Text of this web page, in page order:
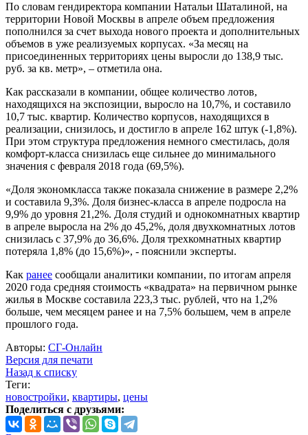
По словам гендиректора компании Натальи Шаталиной, на
территории Новой Москвы в апреле объем предложения
пополнился за счет выхода нового проекта и дополнительных
объемов в уже реализуемых корпусах. «За месяц на
присоединенных территориях цены выросли до 138,9 тыс.
руб. за кв. метр», – отметила она.
Как рассказали в компании, общее количество лотов,
находящихся на экспозиции, выросло на 10,7%, и составило
10,7 тыс. квартир. Количество корпусов, находящихся в
реализации, снизилось, и достигло в апреле 162 штук (-1,8%).
При этом структура предложения немного сместилась, доля
комфорт-класса снизилась еще сильнее до минимального
значения с февраля 2018 года (69,5%).
«Доля экономкласса также показала снижение в размере 2,2%
и составила 9,3%. Доля бизнес-класса в апреле подросла на
9,9% до уровня 21,2%. Доля студий и однокомнатных квартир
в апреле выросла на 2% до 45,2%, доля двухкомнатных лотов
снизилась с 37,9% до 36,6%. Доля трехкомнатных квартир
потеряла 1,8% (до 15,6%)», - пояснили эксперты.
Как ранее сообщали аналитики компании, по итогам апреля
2020 года средняя стоимость «квадрата» на первичном рынке
жилья в Москве составила 223,3 тыс. рублей, что на 1,2%
больше, чем месяцем ранее и на 7,5% большем, чем в апреле
прошлого года.
Авторы: СГ-Онлайн
Версия для печати
Назад к списку
Теги:
новостройки, квартиры, цены
Поделиться с друзьями: